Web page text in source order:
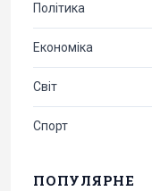
Політика
Економіка
Світ
Спорт
ПОПУЛЯРНЕ